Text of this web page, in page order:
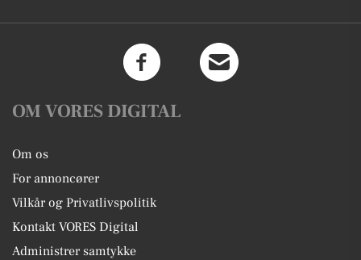
OM VORES DIGITAL
Om os
For annoncører
Vilkår og Privatlivspolitik
Kontakt VORES Digital
Administrer samtykke